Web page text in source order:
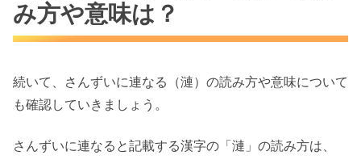
み方や意味は？
続いて、さんずいに連なる（漣）の読み方や意味について
も確認していきましょう。
さんずいに連なると記載する漢字の「漣」の読み方は、